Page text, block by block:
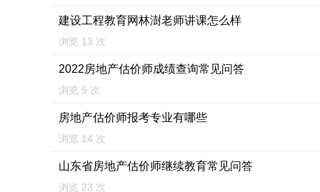
建设工程教育网林澍老师讲课怎么样
浏览 13 次
2022房地产估价师成绩查询常见问答
浏览 5 次
房地产估价师报考专业有哪些
浏览 14 次
山东省房地产估价师继续教育常见问答
浏览 23 次